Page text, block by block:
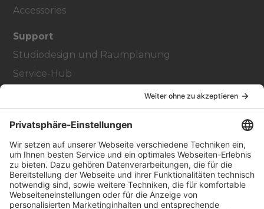
Accessories
Support
Studiodesign und Raumplanung
Service-Hub
Über
Vertriebspartner finden
Stores Finden
Rechtlich
Zugänglichkeit